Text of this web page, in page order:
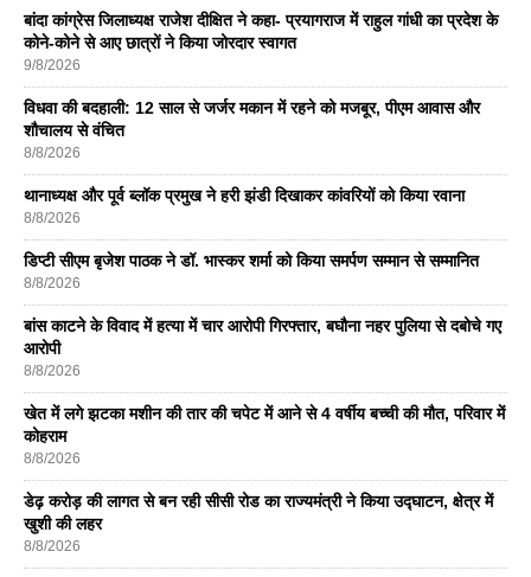
बांदा कांग्रेस जिलाध्यक्ष राजेश दीक्षित ने कहा- प्रयागराज में राहुल गांधी का प्रदेश के
कोने-कोने से आए छात्रों ने किया जोरदार स्वागत
9/8/2026
विधवा की बदहाली: 12 साल से जर्जर मकान में रहने को मजबूर, पीएम आवास और
शौचालय से वंचित
8/8/2026
थानाध्यक्ष और पूर्व ब्लॉक प्रमुख ने हरी झंडी दिखाकर कांवरियों को किया रवाना
8/8/2026
डिप्टी सीएम बृजेश पाठक ने डॉ. भास्कर शर्मा को किया समर्पण सम्मान से सम्मानित
8/8/2026
बांस काटने के विवाद में हत्या में चार आरोपी गिरफ्तार, बघौना नहर पुलिया से दबोचे गए
आरोपी
8/8/2026
खेत में लगे झटका मशीन की तार की चपेट में आने से 4 वर्षीय बच्ची की मौत, परिवार में
कोहराम
8/8/2026
डेढ़ करोड़ की लागत से बन रही सीसी रोड का राज्यमंत्री ने किया उद्घाटन, क्षेत्र में
खुशी की लहर
8/8/2026